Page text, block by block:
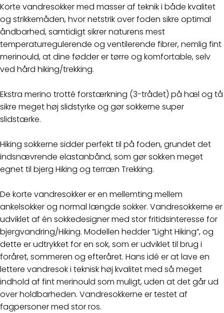
Korte vandresokker med masser af teknik i både kvalitet
og strikkemåden, hvor netstrik over foden sikre optimal
åndbarhed, samtidigt sikrer naturens mest
temperaturregulerende og ventilerende fibrer, nemlig fint
merinould, at dine fødder er tørre og komfortable, selv
ved hård hiking/trekking.
Ekstra merino trotté forstærkning (3-trådet) på hæl og tå
sikre meget høj slidstyrke og gør sokkerne super
slidstærke.
Hiking sokkerne sidder perfekt til på foden, grundet det
indsnævrende elastanbånd, som gør sokken meget
egnet til bjerg Hiking og terræn Trekking.
De korte vandresokker er en mellemting mellem
ankelsokker og normal længde sokker. Vandresokkerne er
udviklet af én sokkedesigner med stor fritidsinteresse for
bjergvandring/Hiking. Modellen hedder ”Light Hiking”, og
dette er udtrykket for en sok, som er udviklet til brug i
foråret, sommeren og efteråret. Hans idé er at lave en
lettere vandresok i teknisk høj kvalitet med så meget
indhold af fint merinould som muligt, uden at det går ud
over holdbarheden. Vandresokkerne er testet af
fagpersoner med stor ros.